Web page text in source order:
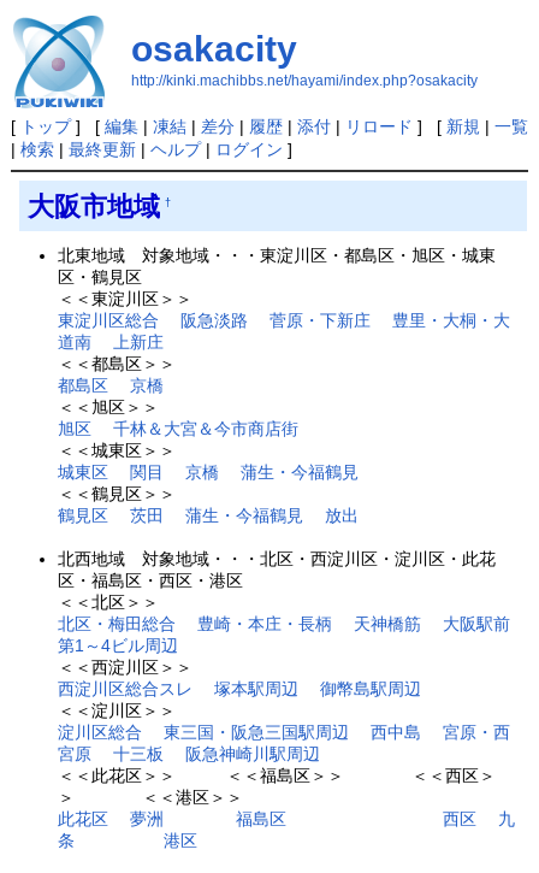
osakacity
http://kinki.machibbs.net/hayami/index.php?osakacity
[ トップ] [ 編集| 凍結| 差分| 履歴| 添付| リロード ] [ 新規 | 一覧
| 検索| 最終更新| ヘルプ| ログイン ]
大阪市地域 †
北東地域 対象地域・・・東淀川区・都島区・旭区・城東
区・鶴見区
＜＜東淀川区＞＞
東淀川区総合
阪急淡路 菅原・下新庄
豊里・大桐・大
道南
上新庄
＜＜都島区＞＞
都島区
京橋
＜＜旭区＞＞
旭区
千林＆大宮＆今市商店街
＜＜城東区＞＞
城東区
関目 京橋
蒲生・今福鶴見
＜＜鶴見区＞＞
鶴見区
茨田 蒲生・今福鶴見 放出
北西地域 対象地域・・・北区・西淀川区・淀川区・此花
区・福島区・西区・港区
＜＜北区＞＞
北区・梅田総合
豊崎・本庄・長柄 天神橋筋
大阪駅前
第1～4ビル周辺
＜＜西淀川区＞＞
西淀川区総合スレ
塚本駅周辺
御幣島駅周辺
＜＜淀川区＞＞
淀川区総合
東三国・阪急三国駅周辺 西中島
宮原・西
宮原
十三板
阪急神崎川駅周辺
＜＜此花区＞＞ ＜＜福島区＞＞ ＜＜西区＞
＞ ＜＜港区＞＞
此花区
夢洲 福島区 西区
九
条
港区